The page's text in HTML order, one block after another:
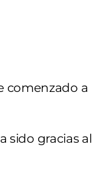
comenzado a
sido gracias al